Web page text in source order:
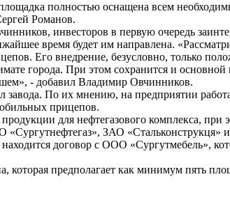
полностью оснащена всем
Романов.
инвесторов в первую очередь
время будет им направлена.
Его внедрение, безусловно, только
города. При этом сохранится и основной
- добавил Владимир Овчинников.
завода. По их мнению, на предприятии
прицепов.
для нефтегазового комплекса, при
«Сургутнефтегаз», ЗАО
договор с ООО «Сургутмебель»,
которая предполагает как минимум пять